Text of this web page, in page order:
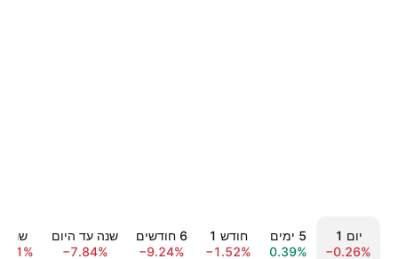
יום ‎1‎
−0.26%
‎5‎ ימים
0.39%
חודש ‎1‎
−1.52%
‎6‎ חודשים
−9.24%
שנה עד היום
−7.84%
שנה ‎1‎